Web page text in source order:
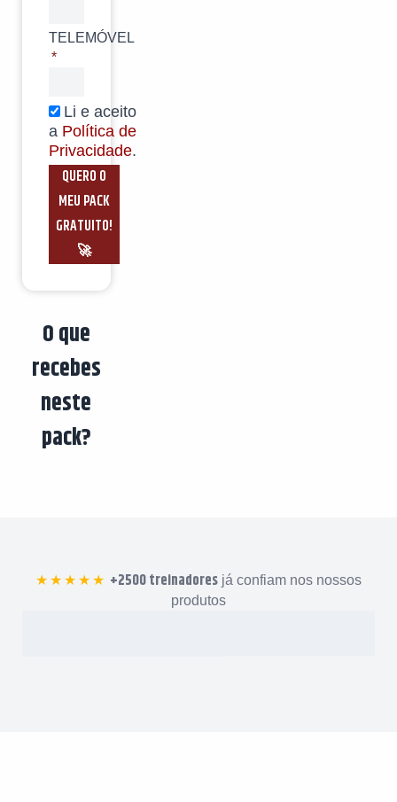
TELEMÓVEL
Li e aceito
a Política de
Privacidade.
QUERO O
MEU PACK
GRATUITO!
🚀
O que
recebes
neste
pack?
★★★★★ +2500 treinadores já confiam nos nossos
produtos